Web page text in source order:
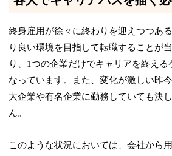
終身雇用が徐々に終わりを迎えつつあ
り良い環境を目指して転職することが
り、1つの企業だけでキャリアを終える
なっています。また、変化が激しい昨
大企業や有名企業に勤務していても決
ん。
このような状況においては、会社から